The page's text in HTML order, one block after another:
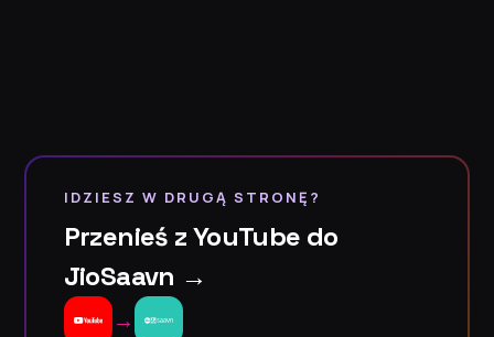
IDZIESZ W DRUGĄ STRONĘ?
Przenieś z YouTube do
JioSaavn →
→